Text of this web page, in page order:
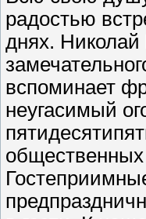
радостью
днях.
вспоминает
неугасимый
общественных